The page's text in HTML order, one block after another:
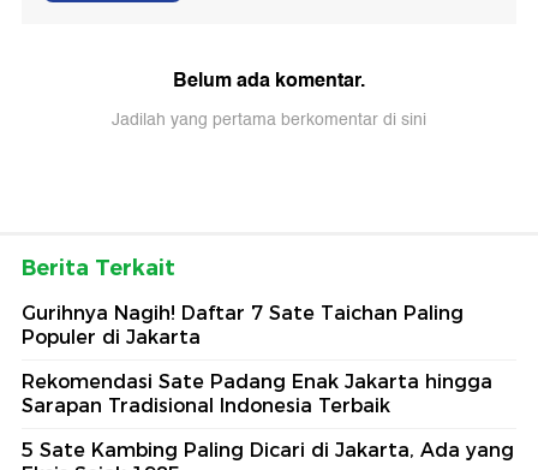
Belum ada komentar.
Jadilah yang pertama berkomentar di sini
Berita Terkait
Gurihnya Nagih! Daftar 7 Sate Taichan Paling
Populer di Jakarta
Rekomendasi Sate Padang Enak Jakarta hingga
Sarapan Tradisional Indonesia Terbaik
5 Sate Kambing Paling Dicari di Jakarta, Ada yang